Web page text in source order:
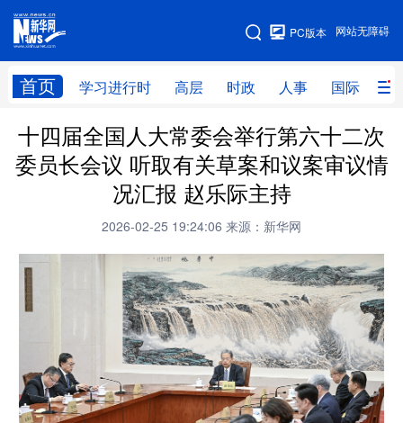
网站无障碍
PC版本
首页 学习进行时 高层 时政 人事 国际 财
网站地图
学习进行时 高层 时政 人事
国际 财经 网评 港澳
书画 军事
视频 图片
法律 中央文件 金融 汽车
食品 人居 信息化 数字经济
十四届全国人大常委会举行第六十二次
委员长会议 听取有关草案和议案审议情
况汇报 赵乐际主持
2026-02-25 19:24:06 来源：新华网